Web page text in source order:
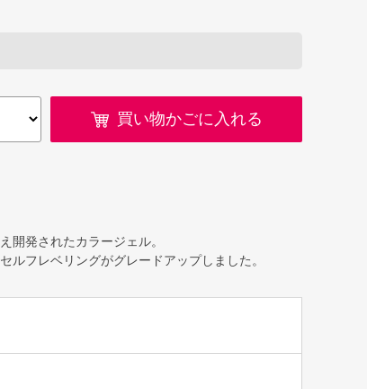
買い物かごに入れる
開発されたカラージェル。
ルフレベリングがグレードアップしました。